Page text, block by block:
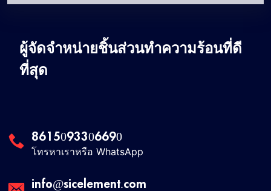
ผู้จัดจำหน่ายชิ้นส่วนทำความร้อนที่ดี
ที่สุด
8615093306690
โทรหาเราหรือ WhatsApp
info@sicelement.com